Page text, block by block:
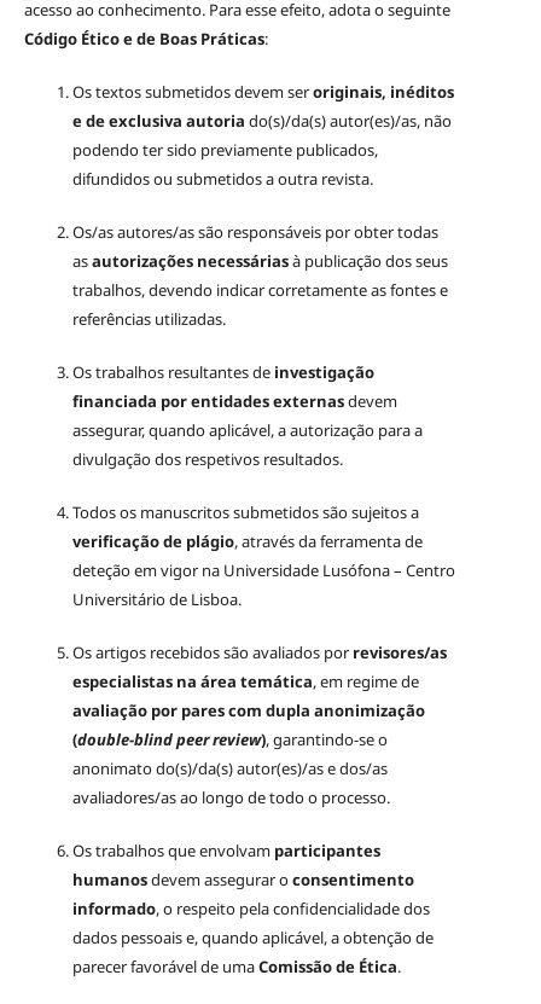
acesso ao conhecimento. Para esse efeito, adota o seguinte
Código Ético e de Boas Práticas:
Os textos submetidos devem seroriginais, inéditos
e de exclusiva autoria do(s)/da(s) autor(es)/as, não
podendo ter sido previamente publicados,
difundidos ou submetidos a outra revista.
Os/as autores/as são responsáveis por obter todas
asautorizações necessáriasà publicação dos seus
trabalhos, devendo indicar corretamente as fontes e
referências utilizadas.
Os trabalhos resultantes de investigação
financiada por entidades externasdevem
assegurar, quando aplicável, a autorização para a
divulgação dos respetivos resultados.
Todos os manuscritos submetidos são sujeitos a
verificação de plágio, através da ferramenta de
deteção em vigor na Universidade Lusófona – Centro
Universitário de Lisboa.
Os artigos recebidos são avaliados porrevisores/as
especialistas na área temática, em regime de
avaliação por pares com dupla anonimização
(double-blind peer review), garantindo-se o
anonimato do(s)/da(s) autor(es)/as e dos/as
avaliadores/as ao longo de todo o processo.
Os trabalhos que envolvam participantes
humanosdevem assegurar oconsentimento
informado, o respeito pela confidencialidade dos
dados pessoais e, quando aplicável, a obtenção de
parecer favorável de umaComissão de Ética.